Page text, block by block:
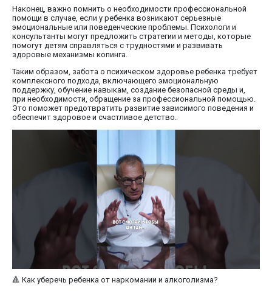
Наконец, важно помнить о необходимости профессиональной
помощи в случае, если у ребенка возникают серьезные
эмоциональные или поведенческие проблемы. Психологи и
консультанты могут предложить стратегии и методы, которые
помогут детям справляться с трудностями и развивать
здоровые механизмы копинга.
Таким образом, забота о психическом здоровье ребенка требует
комплексного подхода, включающего эмоциональную
поддержку, обучение навыкам, создание безопасной среды и,
при необходимости, обращение за профессиональной помощью.
Это поможет предотвратить развитие зависимого поведения и
обеспечит здоровое и счастливое детство.
🔺️ Как уберечь ребенка от наркомании и алкоголизма?